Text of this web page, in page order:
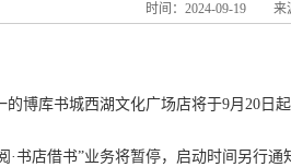
时间：2024-09-19 来
博库书城西湖文化广场店将于9月20日
书店借书”业务将暂停，启动时间另行通